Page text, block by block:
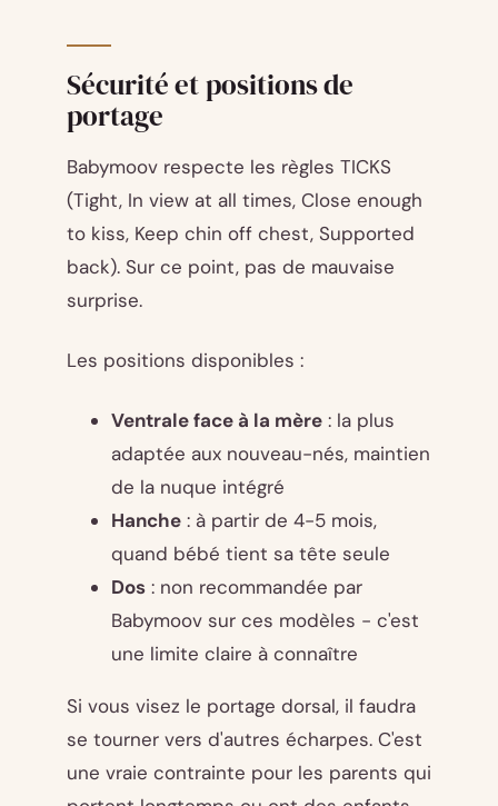
Sécurité et positions de
portage
Babymoov respecte les règles TICKS
(Tight, In view at all times, Close enough
to kiss, Keep chin off chest, Supported
back). Sur ce point, pas de mauvaise
surprise.
Les positions disponibles :
Ventrale face à la mère : la plus
adaptée aux nouveau-nés, maintien
de la nuque intégré
Hanche : à partir de 4-5 mois,
quand bébé tient sa tête seule
Dos : non recommandée par
Babymoov sur ces modèles - c'est
une limite claire à connaître
Si vous visez le portage dorsal, il faudra
se tourner vers d'autres écharpes. C'est
une vraie contrainte pour les parents qui